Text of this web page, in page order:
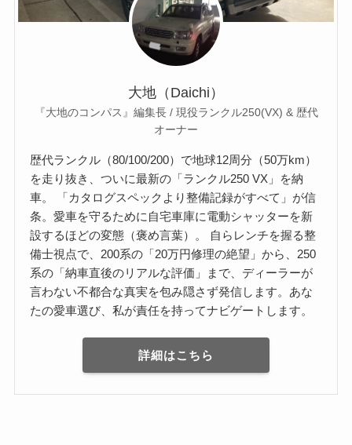
大地（Daichi）
『大地のコンパス』編集長 / 現役ランクル250(VX) & 歴代
オーナー
歴代ランクル（80/100/200）で地球12周分（50万km）
を走り抜き、ついに最新の「ランクル250 VX」を納
車。 「カタログスペックより整備記録がすべて」が信
条。愛車を守るために自宅車庫に電動シャッターを新
設するほどの変態（褒め言葉）。 自らレンチを握る整
備士視点で、200系の「20万円修理の絶望」から、250
系の「納車直後のリアルな評価」まで、ディーラーが
言わない不都合な真実を包み隠さず発信します。あな
たの愛車選び、私が責任を持ってナビゲートします。
詳細はこちら